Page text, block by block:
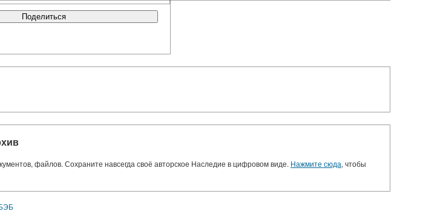
Поделиться
файлов. Сохраните навсегда своё авторское Наследие в цифровом виде. Нажмите сюда, чтобы